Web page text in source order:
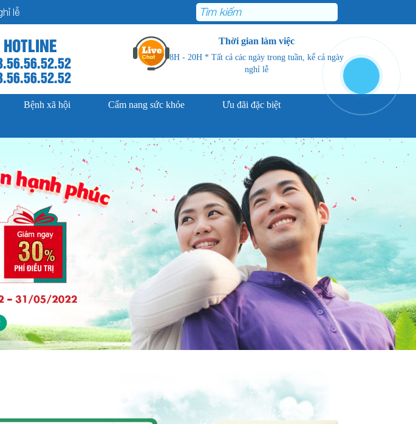
lễ
HOTLINE Thời gian làm việc
8H - 20H * Tất cả các ngày trong tuần, kể cả ngày
nghỉ lễ
Bệnh xã hội Cẩm nang sức khỏe Ưu đãi đặc biệt